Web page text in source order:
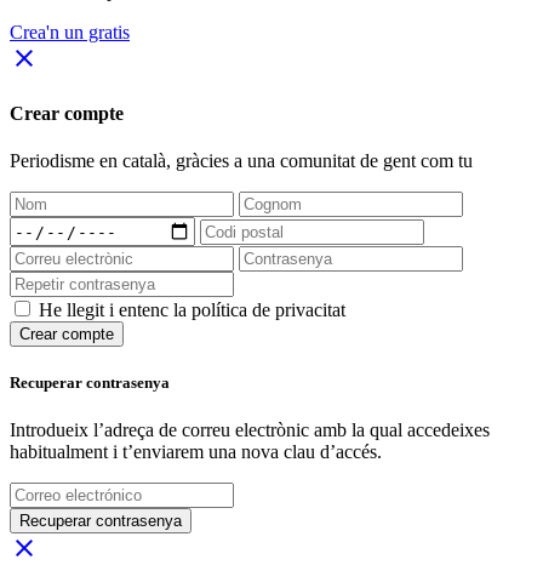
Crea'n un gratis
close
Crear compte
Periodisme en català, gràcies a una comunitat de gent com tu
He llegit i entenc la política de privacitat
Crear compte
Recuperar contrasenya
Introdueix l’adreça de correu electrònic amb la qual accedeixes
habitualment i t’enviarem una nova clau d’accés.
Recuperar contrasenya
close